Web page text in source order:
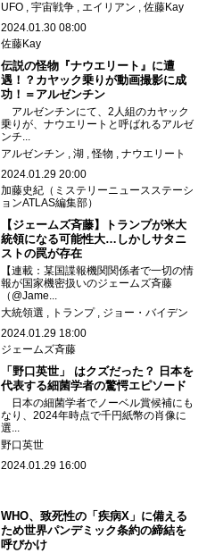
UFO
宇宙戦争 エイリアン
佐藤Kay
2024.01.30 08:00
佐藤Kay
伝説の怪物『ナウエリート』に遭
遇！？カヤック乗りが動画撮影に成
功！＝アルゼンチン
アルゼンチンにて、2人組のカヤック
乗りが、ナウエリートと呼ばれるアルゼ
ンチ...
アルゼンチン
湖 怪物
ナウエリート
2024.01.29 20:00
加藤史紀（ミステリーニュースステーシ
ョンATLAS編集部）
【ジェームズ斉藤】トランプが米大
統領になる可能性大…しかしサタニ
ストの罠が存在
【連載：某国諜報機関関係者で一切の情
報が国家機密扱いのジェームズ斉藤
（@Jame...
大統領選
トランプ
ジョー・バイデン
2024.01.29 18:00
ジェームズ斉藤
「野口英世」 はクズだった？ 日本を
代表する細菌学者の驚愕エピソード
日本の細菌学者でノーベル賞候補にも
なり、2024年時点で千円紙幣の肖像に
選...
野口英世
2024.01.29 16:00
WHO、致死性の「疾病X」に備える
ため世界パンデミック条約の締結を
呼びかけ